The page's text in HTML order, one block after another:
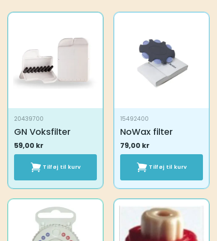
20439700
GN Voksfilter
59,00 kr
Tilføj til kurv
15492400
NoWax filter
79,00 kr
Tilføj til kurv